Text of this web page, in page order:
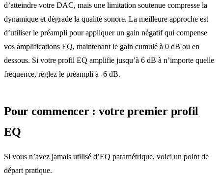
d’atteindre votre DAC, mais une limitation soutenue compresse la
dynamique et dégrade la qualité sonore. La meilleure approche est
d’utiliser le préampli pour appliquer un gain négatif qui compense
vos amplifications EQ, maintenant le gain cumulé à 0 dB ou en
dessous. Si votre profil EQ amplifie jusqu’à 6 dB à n’importe quelle
fréquence, réglez le préampli à -6 dB.
Pour commencer : votre premier profil
EQ
Si vous n’avez jamais utilisé d’EQ paramétrique, voici un point de
départ pratique.